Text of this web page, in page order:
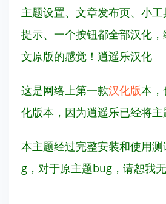
主题设置、文章发布页、小
提示、一个按钮都全部汉化
文原版的感觉！逍遥乐汉化
这是网络上第一款汉化版本，
化版本，因为逍遥乐已经将主
本主题经过完整安装和使用
g，对于原主题bug，请恕我